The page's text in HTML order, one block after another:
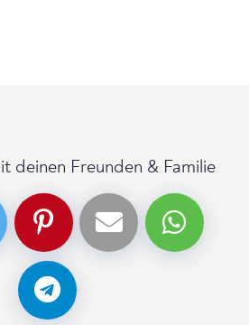
deinen Freunden & Familie